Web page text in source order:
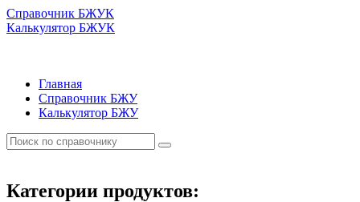
Справочник БЖУК
Калькулятор БЖУК
Главная
Справочник БЖУ
Калькулятор БЖУ
Категории продуктов: